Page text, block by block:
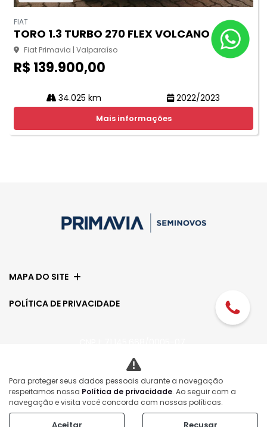
FIAT
TORO 1.3 TURBO 270 FLEX VOLCANO AT6
Fiat Primavia | Valparaíso
R$ 139.900,00
34.025 km 2022/2023
Mais informações
MAPA DO SITE
POLÍTICA DE PRIVACIDADE
No trânsito, enxergar o outro salva vidas.
Para proteger seus dados pessoais durante a navegação
respeitamos nossa Política de privacidade. Ao seguir com a
navegação e visita você concorda com nossas políticas.